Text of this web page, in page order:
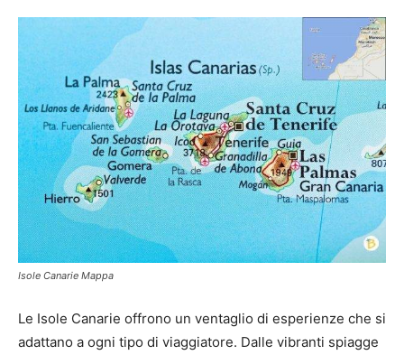
Isole Canarie Mappa
Le Isole Canarie offrono un ventaglio di esperienze che si
adattano a ogni tipo di viaggiatore. Dalle vibranti spiagge